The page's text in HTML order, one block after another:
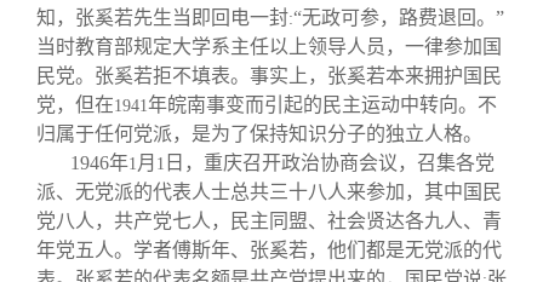
知，张奚若先生当即回电一封:“无政可参，路费退回。”
当时教育部规定大学系主任以上领导人员，一律参加国
民党。张奚若拒不填表。事实上，张奚若本来拥护国民
党，但在1941年皖南事变而引起的民主运动中转向。不
归属于任何党派，是为了保持知识分子的独立人格。
1946年1 月 1 日 ，重庆召开政治协商会议，召集各党
派、无党派的代表人士总共三十八人来参加，其中国民
党八人，共产党七人，民主同盟、社会贤达各九人、青
年党五人。学者傅斯年、张奚若，他们都是无党派的代